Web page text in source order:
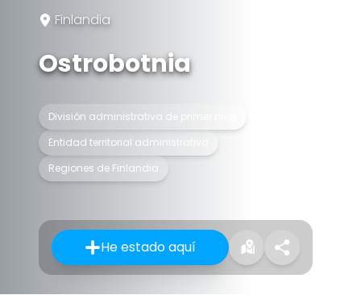
Finlandia
Ostrobotnia
División administrativa de primer nivel
Entidad territorial administrativa
Regiones de Finlandia
He estado aquí